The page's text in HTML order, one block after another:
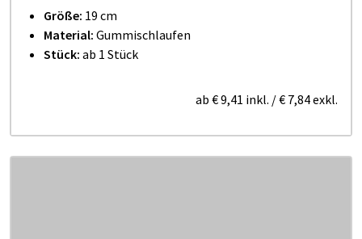
Größe: 19 cm
Material: Gummischlaufen
Stück: ab 1 Stück
ab € 9,41 inkl. /€ 7,84exkl.